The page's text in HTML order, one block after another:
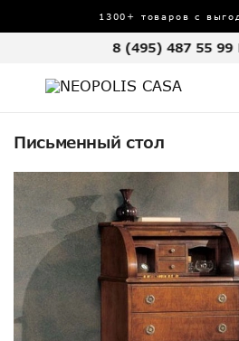
1300+ товаров с
8 (495) 487 55 99
Письменный стол